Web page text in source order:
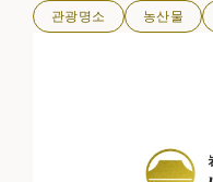
관광명소 농산물